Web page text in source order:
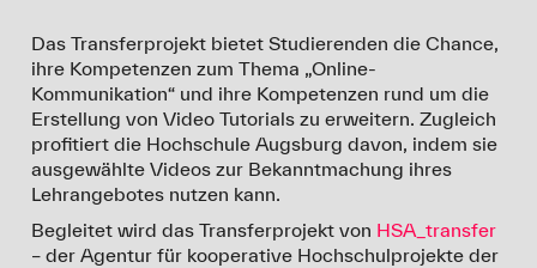
Das Transferprojekt bietet Studierenden die Chance,
ihre Kompetenzen zum Thema „Online-
Kommunikation“ und ihre Kompetenzen rund um die
Erstellung von Video Tutorials zu erweitern. Zugleich
profitiert die Hochschule Augsburg davon, indem sie
ausgewählte Videos zur Bekanntmachung ihres
Lehrangebotes nutzen kann.
Begleitet wird das Transferprojekt von HSA_transfer
– der Agentur für kooperative Hochschulprojekte der